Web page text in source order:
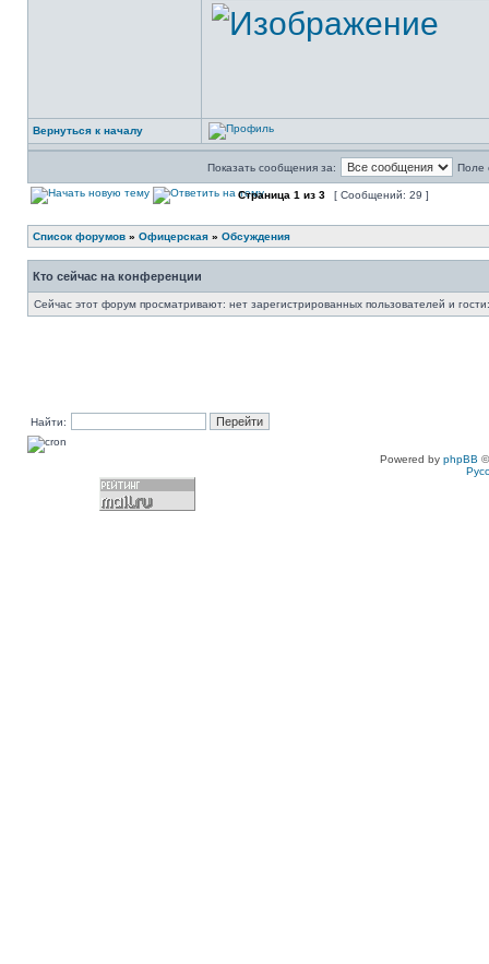
Вернуться к началу
Показать сообщения за: Поле
Страница 1 из 3 [ Сообщений: 29 ]
Список форумов » Офицерская » Обсуждения
Кто сейчас на конференции
Сейчас этот форум просматривают: нет зарегистрированных пользователей и
Найти:
Powered by phpBB